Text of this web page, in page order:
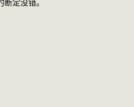
定没错。